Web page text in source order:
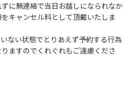
ろし時以外は、駐車場にとめてく
前10時まで（日帰り使用の場合は
ックインの手続きを行っていない
は、必ず手続きを行ってくださ
ステーションに出してください。
に無連絡で当日お越しになられなか
キャンセル料として頂戴いたしま
ない状態でとりあえず予約する行為
ますのでくれぐれもご遠慮くださ